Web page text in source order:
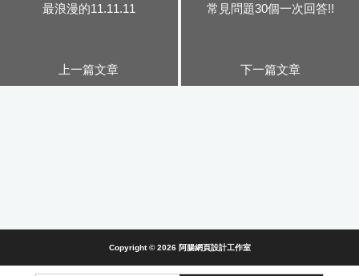
最浪漫的11.11.11
上一篇文章
常見問題30個一次回答!!
下一篇文章
Copyright © 2026 阿腸網頁設計工作室